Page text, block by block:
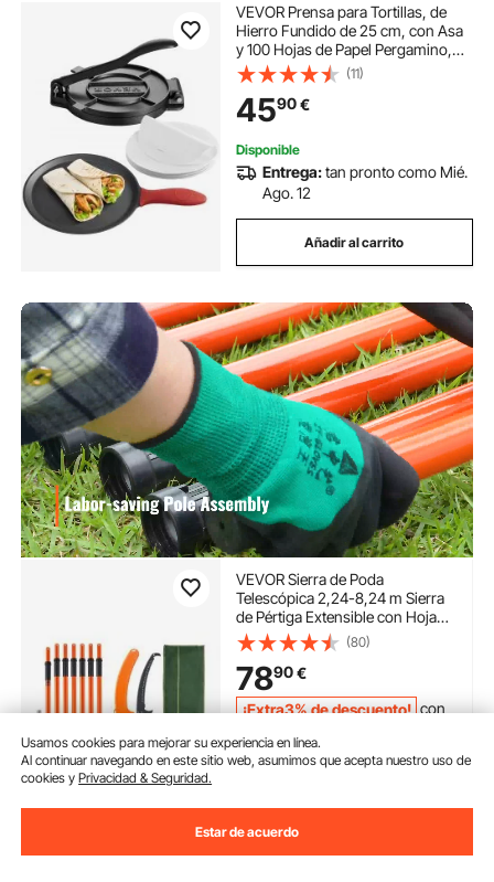
VEVOR Prensa para Tortillas, de
Hierro Fundido de 25 cm, con Asa
y 100 Hojas de Papel Pergamino,
para Masa de Tacos y Tortillas de
Harina, Construcción de Servicio
Pesado, 310 x 248 x 130 mm
(11)
4590€
Disponible
Entrega:tan pronto como Mié.
Ago. 12
Añadir al carrito
VEVOR Sierra de Poda
Telescópica 2,24-8,24 m Sierra
de Pértiga Extensible con Hoja
de Acero Cortante Sierra de
Poda con 8 Pértigas de Fibra de
Vidrio Corta Ramas Altas para
Podar Palmeras Arbustos
(80)
7890€
¡Extra3% de descuento! con
Disponible
Mié. Ago. 12
Usamos cookies para mejorar su experiencia en línea.
Al continuar navegando en este sitio web, asumimos que acepta nuestro uso de
cookies yPrivacidad & Seguridad.
Estar de acuerdo